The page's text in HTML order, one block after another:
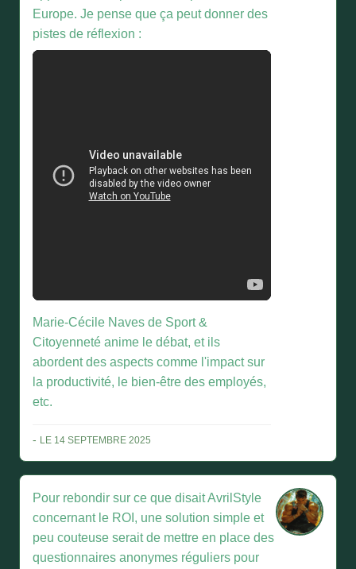
Europe. Je pense que ça peut donner des
pistes de réflexion :
Marie-Cécile Naves de Sport &
Citoyenneté anime le débat, et ils
abordent des aspects comme l'impact sur
la productivité, le bien-être des employés,
etc.
- LE 14 SEPTEMBRE 2025
Pour rebondir sur ce que disait AvrilStyle
concernant le ROI, une solution simple et
peu couteuse serait de mettre en place des
questionnaires anonymes réguliers pour